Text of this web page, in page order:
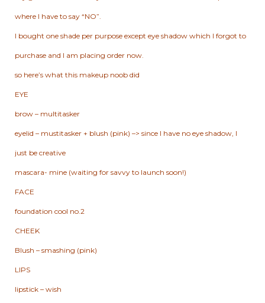
where I have to say “NO”.
I bought one shade per purpose except eye shadow which I forgot to
purchase and I am placing order now.
so here’s what this makeup noob did
EYE
brow – multitasker
eyelid – mustitasker + blush (pink) –> since I have no eye shadow, I
just be creative
mascara- mine (waiting for savvy to launch soon!)
FACE
foundation cool no.2
CHEEK
Blush – smashing (pink)
LIPS
lipstick – wish